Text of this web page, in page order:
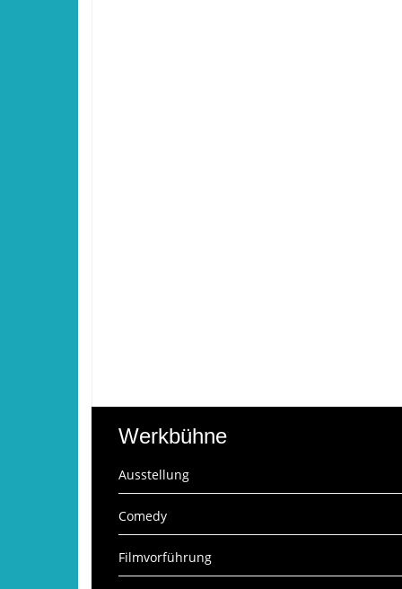
Werkbühne
Ausstellung
Comedy
Filmvorführung